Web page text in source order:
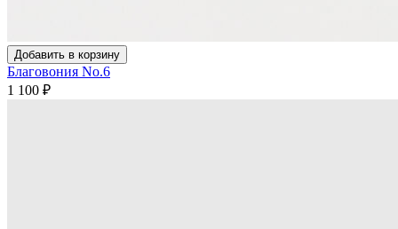
Добавить в корзину
Благовония No.6
1 100 ₽